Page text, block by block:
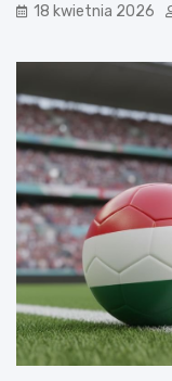
18 kwietnia 2026